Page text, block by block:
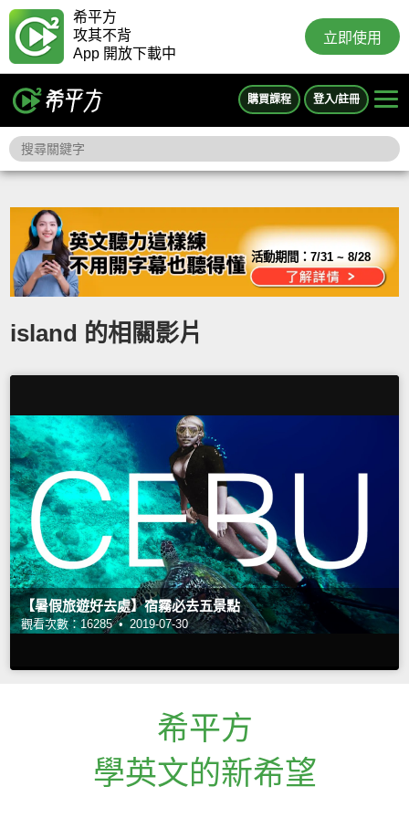
希平方
攻其不背
App 開放下載中
立即使用
購買課程 登入/註冊
活動期間：7/31 ~ 8/28
island 的相關影片
【暑假旅遊好去處】宿霧必去五景點
觀看次數：16285 • 2019-07-30
希平方
學英文的新希望